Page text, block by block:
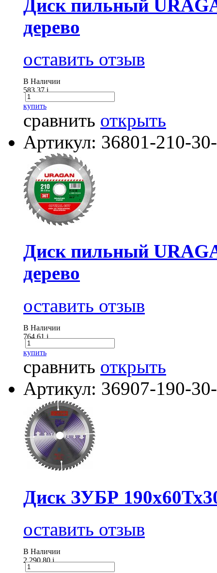
Диск пильный
дерево
оставить отзыв
В Наличии
583.37i
купить
сравнить открыть
Артикул: 36801-210-
Диск пильный
дерево
оставить отзыв
В Наличии
764.61i
купить
сравнить открыть
Артикул: 36907-190-
Диск ЗУБР
оставить отзыв
В Наличии
2 290.80i